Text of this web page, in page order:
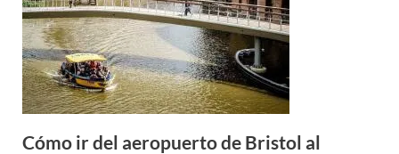
Cómo ir del aeropuerto de Bristol al